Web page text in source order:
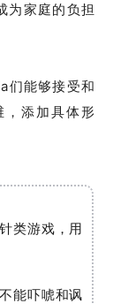
为家庭的负担
们能够接受和
，添加具体形
类游戏，用
能吓唬和讽